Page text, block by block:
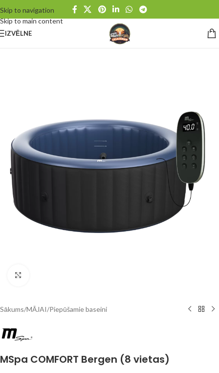
Skip to navigation
Skip to main content
IZVĒLNE
Sākums/MĀJAI/Piepūšamie baseini
MSpa COMFORT Bergen (8 vietas)